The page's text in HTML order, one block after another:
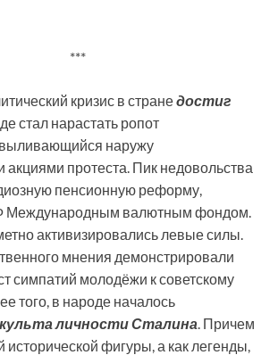
***
кризис в странедостиг
стал нарастать ропот
выливающийся наружу
протеста. Пик недовольства
пенсионную реформу,
Международным валютным фондом.
активизировались левые силы.
мнения демонстрировали
симпатий молодёжи к советскому
того, в народе началось
личности Сталина. Причем
исторической фигуры, а как легенды,